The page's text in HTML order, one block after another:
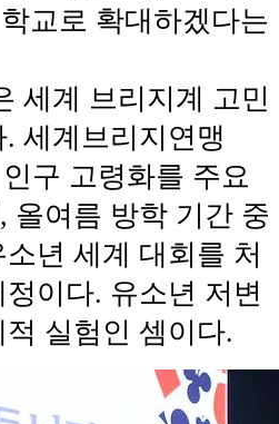
교로 확대하겠다는
세계 브리지계 고민
세계브리지연맹
구 고령화를 주요
올여름 방학 기간 중
년 세계 대회를 처
이다. 유소년 저변
실험인 셈이다.